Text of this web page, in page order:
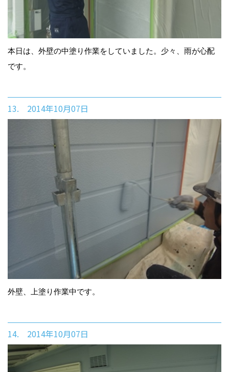
本日は、外壁の中塗り作業をしていました。少々、雨が心配
です。
13. 2014年10月07日
外壁、上塗り作業中です。
14. 2014年10月07日